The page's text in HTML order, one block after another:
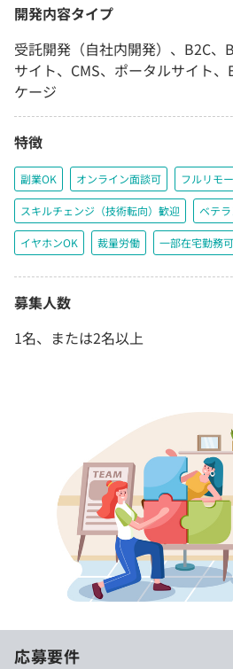
開発内容タイプ
受託開発（自社内開発）、B2C、
サイト、CMS、ポータルサイト
ケージ
特徴
副業OK オンライン面談可 フルリモ
スキルチェンジ（技術転向）歓迎 ベテ
イヤホンOK 裁量労働 一部在宅勤務可
募集人数
1名、または2名以上
応募要件